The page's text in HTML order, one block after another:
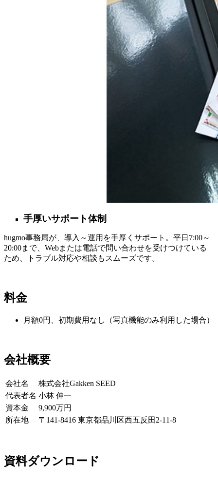
手厚いサポート体制
hugmo事務局が、導入～運用を手厚くサポート。平日7:00～
20:00まで、Webまたは電話で問い合わせを受けつけている
ため、トラブル対応や相談もスムーズです。
料金
月額0円、初期費用なし（写真機能のみ利用した場合）
会社概要
会社名
株式会社Gakken SEED
代表者名 小林 伸一
資本金
9,900万円
所在地
〒141-8416 東京都品川区西五反田2-11-8
資料ダウンロード